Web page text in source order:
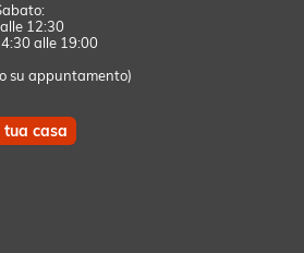
12:30
alle 19:00
su appuntamento)
tua casa